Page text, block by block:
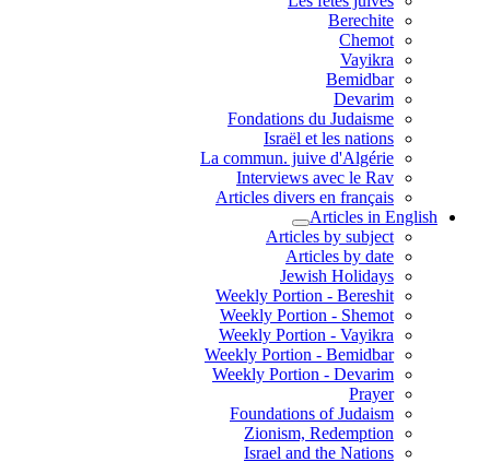
Berechite
Chemot
Vayikra
Bemidbar
Devarim
Fondations du Judaisme
Israël et les nations
La commun. juive d'Algérie
Interviews avec le Rav
Articles divers en français
Articles in English
Articles by subject
Articles by date
Jewish Holidays
Weekly Portion - Bereshit
Weekly Portion - Shemot
Weekly Portion - Vayikra
Weekly Portion - Bemidbar
Weekly Portion - Devarim
Prayer
Foundations of Judaism
Zionism, Redemption
Israel and the Nations